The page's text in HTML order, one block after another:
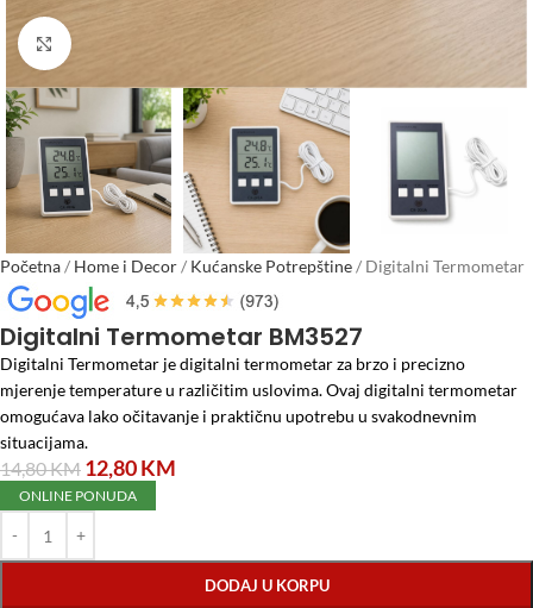
Click to enlarge
Početna/ Home i Decor/ Kućanske Potrepštine/ Digitalni Termometar
BM3527
Digitalni Termometar BM3527
Digitalni Termometar je digitalni termometar za brzo i precizno
mjerenje temperature u različitim uslovima. Ovaj digitalni termometar
omogućava lako očitavanje i praktičnu upotrebu u svakodnevnim
situacijama.
14,80KM 12,80KM
ONLINE PONUDA
DODAJ U KORPU